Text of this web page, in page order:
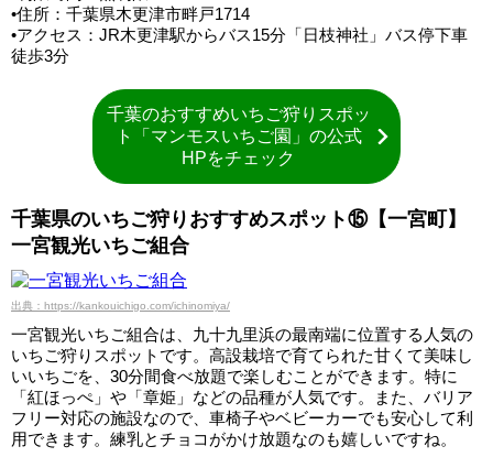
•住所：千葉県木更津市畔戸1714
•アクセス：JR木更津駅からバス15分「日枝神社」バス停下車
徒歩3分
千葉のおすすめいちご狩りスポッ
ト「マンモスいちご園」の公式
HPをチェック
千葉県のいちご狩りおすすめスポット⑮【一宮町】
一宮観光いちご組合
出典：https://kankouichigo.com/ichinomiya/
一宮観光いちご組合は、九十九里浜の最南端に位置する人気の
いちご狩りスポットです。高設栽培で育てられた甘くて美味し
いいちごを、30分間食べ放題で楽しむことができます。特に
「紅ほっぺ」や「章姫」などの品種が人気です。また、バリア
フリー対応の施設なので、車椅子やベビーカーでも安心して利
用できます。練乳とチョコがかけ放題なのも嬉しいですね。